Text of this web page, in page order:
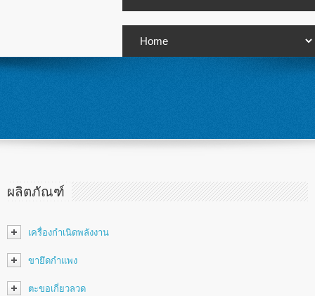
ผลิตภัณฑ์
เครื่องกำเนิดพลังงาน
ขายึดกำแพง
ตะขอเกี่ยวลวด